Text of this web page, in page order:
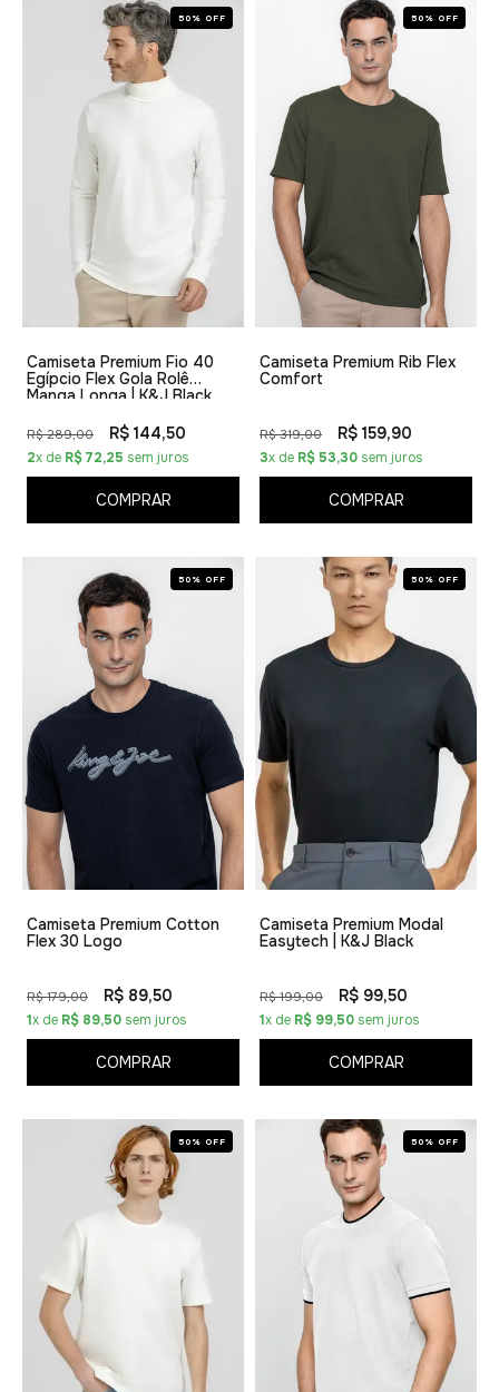
50% OFF
Camiseta Premium Fio 40
Egípcio Flex Gola Rolê
Manga Longa | K&J Black
R$ 289,00 R$ 144,50
2x de R$ 72,25 sem juros
COMPRAR
50% OFF
Camiseta Premium Rib Flex
Comfort
R$ 319,00 R$ 159,90
3x de R$ 53,30 sem juros
COMPRAR
50% OFF
Camiseta Premium Cotton
Flex 30 Logo
R$ 179,00 R$ 89,50
1x de R$ 89,50 sem juros
COMPRAR
50% OFF
Camiseta Premium Modal
Easytech | K&J Black
R$ 199,00 R$ 99,50
1x de R$ 99,50 sem juros
COMPRAR
50% OFF 50% OFF